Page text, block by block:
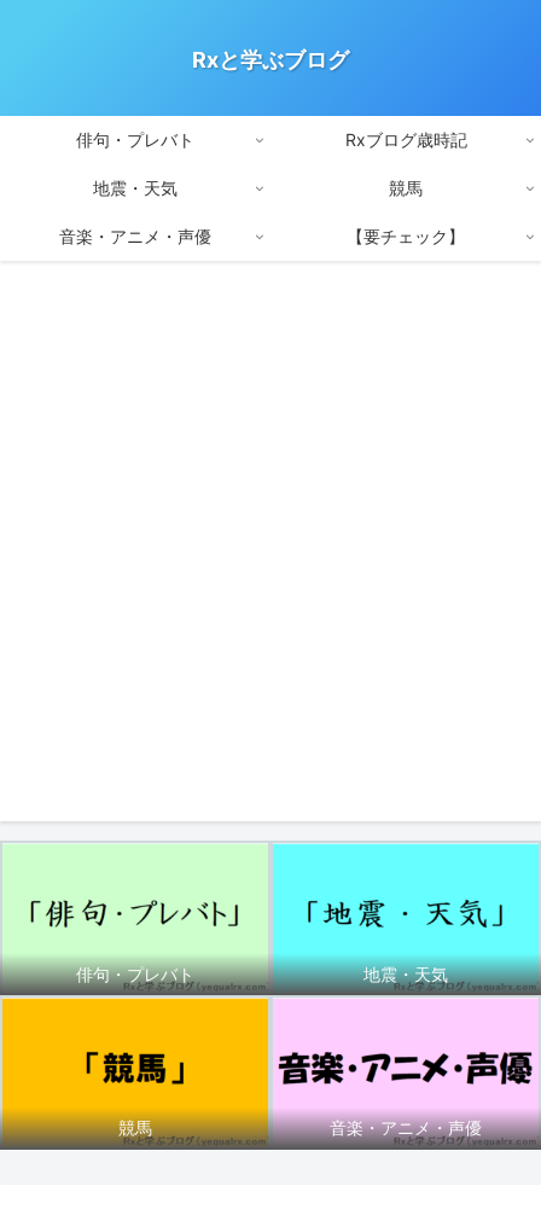
Rxと学ぶブログ
俳句・プレバト Rxブログ歳時記
地震・天気 競馬
音楽・アニメ・声優 【要チェック】
俳句・プレバト 地震・天気
競馬 音楽・アニメ・声優